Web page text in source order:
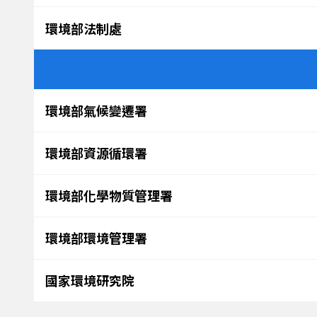
環境部法制處
環境部氣候變遷署
環境部資源循環署
環境部化學物質管理署
環境部環境管理署
國家環境研究院